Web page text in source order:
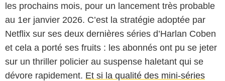
les prochains mois, pour un lancement très probable
au 1er janvier 2026. C’est la stratégie adoptée par
Netflix sur ses deux dernières séries d’Harlan Coben
et cela a porté ses fruits : les abonnés ont pu se jeter
sur un thriller policier au suspense haletant qui se
dévore rapidement. Et si la qualité des mini-séries